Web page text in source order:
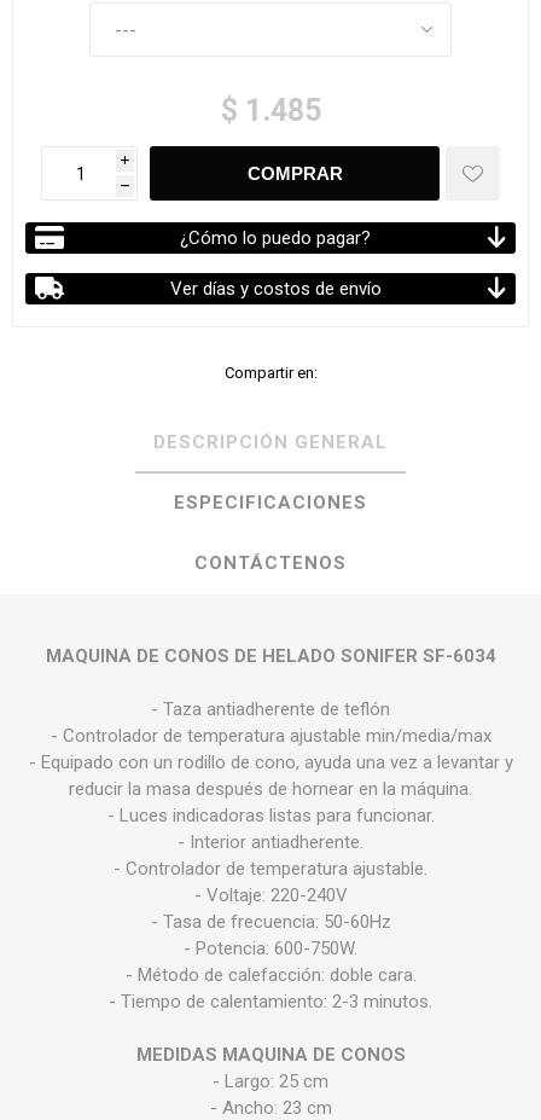
$ 1.485
i
h
¿Cómo lo puedo pagar?
Ver días y costos de envío
Compartir en:
DESCRIPCIÓN GENERAL
ESPECIFICACIONES
CONTÁCTENOS
MAQUINA DE CONOS DE HELADO SONIFER SF-6034
- Taza antiadherente de teflón
- Controlador de temperatura ajustable min/media/max
- Equipado con un rodillo de cono, ayuda una vez a levantar y
reducir la masa después de hornear en la máquina.
- Luces indicadoras listas para funcionar.
- Interior antiadherente.
- Controlador de temperatura ajustable.
- Voltaje: 220-240V
- Tasa de frecuencia: 50-60Hz
- Potencia: 600-750W.
- Método de calefacción: doble cara.
- Tiempo de calentamiento: 2-3 minutos.
MEDIDAS MAQUINA DE CONOS
- Largo: 25 cm
- Ancho: 23 cm